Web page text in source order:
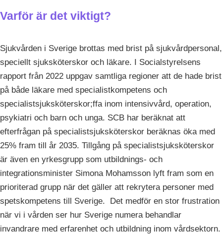
Varför är det viktigt?
Sjukvården i Sverige brottas med brist på sjukvårdpersonal,
speciellt sjuksköterskor och läkare. I Socialstyrelsens
rapport från 2022 uppgav samtliga regioner att de hade brist
på både läkare med specialistkompetens och
specialistsjuksköterskor;ffa inom intensivvård, operation,
psykiatri och barn och unga. SCB har beräknat att
efterfrågan på specialistsjuksköterskor beräknas öka med
25% fram till år 2035. Tillgång på specialistsjuksköterskor
är även en yrkesgrupp som utbildnings- och
integrationsminister Simona Mohamsson lyft fram som en
prioriterad grupp när det gäller att rekrytera personer med
spetskompetens till Sverige. Det medför en stor frustration
när vi i vården ser hur Sverige numera behandlar
invandrare med erfarenhet och utbildning inom vårdsektorn.